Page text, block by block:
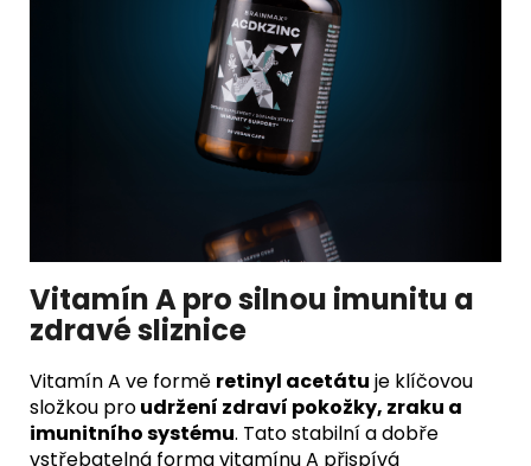
Vitamín A pro silnou imunitu a
zdravé sliznice
Vitamín A ve formě retinyl acetátu je klíčovou
složkou proudržení zdraví pokožky, zraku a
imunitního systému. Tato stabilní a dobře
vstřebatelná forma vitamínu A přispívá